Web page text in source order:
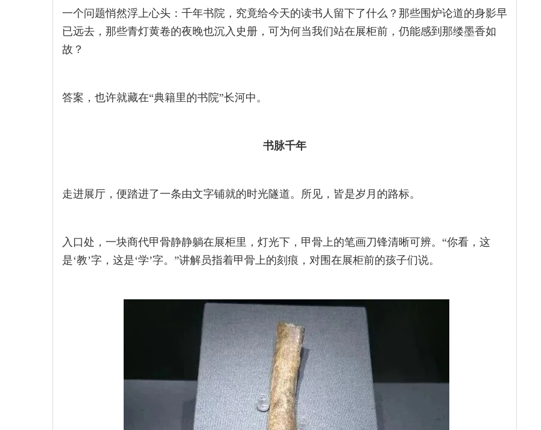
一个问题悄然浮上心头：千年书院，究竟给今天的读书人留下了什么？那些围炉论道的身影早
已远去，那些青灯黄卷的夜晚也沉入史册，可为何当我们站在展柜前，仍能感到那缕墨香如
故？
答案，也许就藏在“典籍里的书院”长河中。
书脉千年
走进展厅，便踏进了一条由文字铺就的时光隧道。所见，皆是岁月的路标。
入口处，一块商代甲骨静静躺在展柜里，灯光下，甲骨上的笔画刀锋清晰可辨。“你看，这
是‘教’字，这是‘学’字。”讲解员指着甲骨上的刻痕，对围在展柜前的孩子们说。